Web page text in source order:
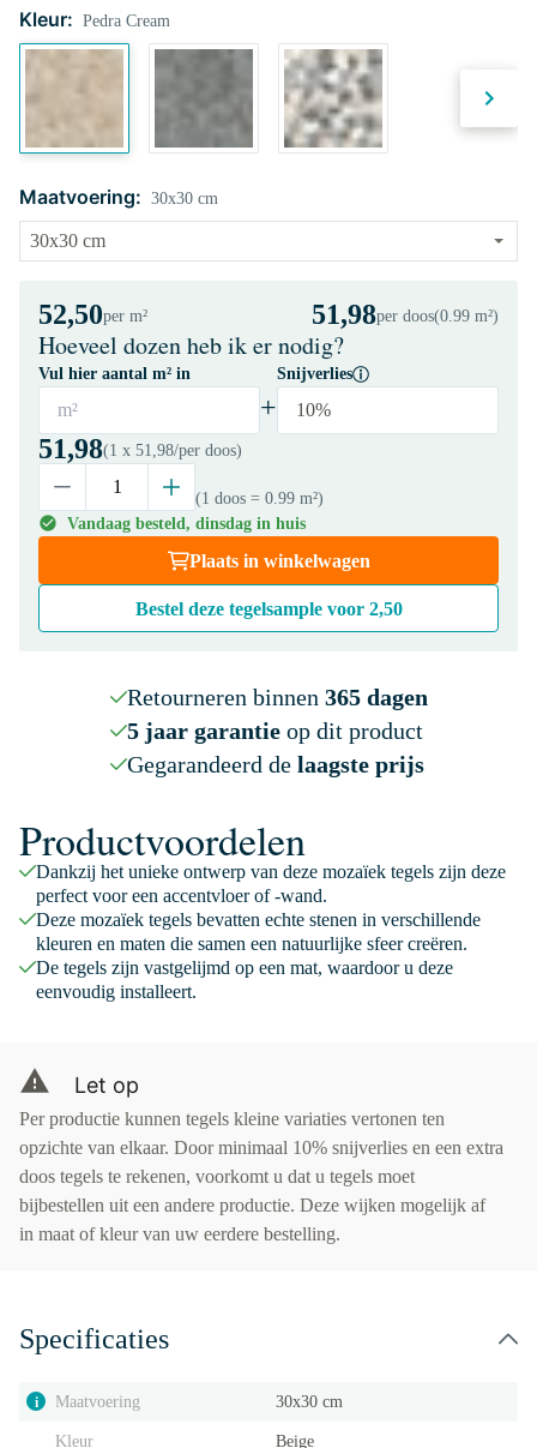
Kleur: Pedra Cream
Maatvoering: 30x30 cm
52,50per m² 51,98per doos(0.99 m²)
Hoeveel dozen heb ik er nodig?
Vul hier aantal m² in
m² +
Snijverlies
10%
51,98(1 x 51,98/per doos)
(1 doos = 0.99 m²)
Vandaag besteld, dinsdag in huis
Plaats in winkelwagen
Bestel deze tegelsample voor 2,50
Retourneren binnen 365 dagen
5 jaar garantieop dit product
Gegarandeerd de laagste prijs
Productvoordelen
Dankzij het unieke ontwerp van deze mozaïek tegels zijn deze
perfect voor een accentvloer of -wand.
Deze mozaïek tegels bevatten echte stenen in verschillende
kleuren en maten die samen een natuurlijke sfeer creëren.
De tegels zijn vastgelijmd op een mat, waardoor u deze
eenvoudig installeert.
Let op
Per productie kunnen tegels kleine variaties vertonen ten
opzichte van elkaar. Door minimaal 10% snijverlies en een extra
doos tegels te rekenen, voorkomt u dat u tegels moet
bijbestellen uit een andere productie. Deze wijken mogelijk af
in maat of kleur van uw eerdere bestelling.
Specificaties
i Maatvoering 30x30 cm
Kleur Beige